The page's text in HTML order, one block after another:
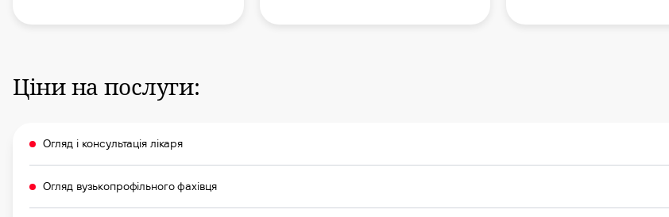
Ціни на послуги:
Огляд і консультація лікаря
Огляд вузькопрофільного фахівця